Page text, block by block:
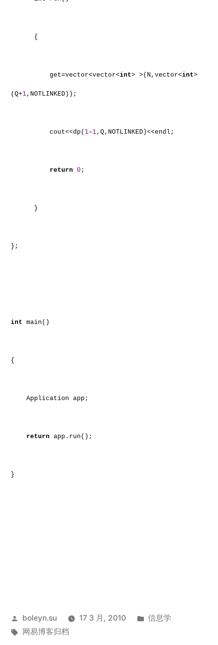
{
get=vector<vector<int> >(N,vector<int>
(Q+1,NOTLINKED));
cout<<dp( 1–1,Q,NOTLINKED)<<endl;
return 0 ;
}
};
int main()
{
Application app;
return app.run();
}
发
布
boleyn.su 17 3 月, 2010
发
信息学
标
网易博客归档